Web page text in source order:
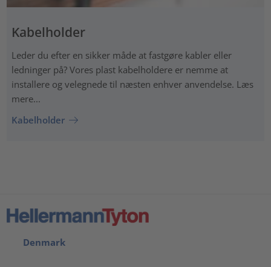
Kabelholder
Leder du efter en sikker måde at fastgøre kabler eller
ledninger på? Vores plast kabelholdere er nemme at
installere og velegnede til næsten enhver anvendelse. Læs
mere...
Kabelholder
Denmark